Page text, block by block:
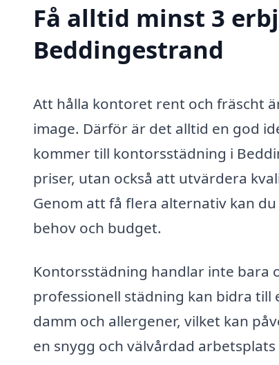
Få alltid minst 3
Beddingestrand
Att hålla kontoret rent och fräscht
image. Därför är det alltid en god
kommer till kontorsstädning i
priser, utan också att utvärdera
Genom att få flera alternativ kan
behov och budget.
Kontorsstädning handlar inte bara
professionell städning kan bidra
damm och allergener, vilket kan
en snygg och välvårdad